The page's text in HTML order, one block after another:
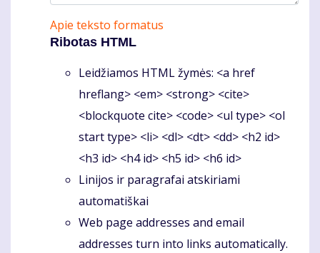
Apie teksto formatus
Ribotas HTML
Leidžiamos HTML žymės: <a href
hreflang> <em> <strong> <cite>
<blockquote cite> <code> <ul type> <ol
start type> <li> <dl> <dt> <dd> <h2 id>
<h3 id> <h4 id> <h5 id> <h6 id>
Linijos ir paragrafai atskiriami
automatiškai
Web page addresses and email
addresses turn into links automatically.